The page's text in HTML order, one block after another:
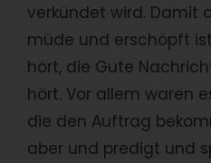
verkündet wird. Damit
müde und erschöpft
hört, die Gute
hört. Vor allem waren
die den Auftrag
aber und predigt und